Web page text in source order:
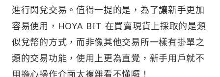
進行閃兌交易。值得一提的是，為了讓新手更加
容易使用，HOYA BIT 在買賣現貨上採取的是類
似兌幣的方式，而非像其他交易所一樣有掛單之
類的交易功能，使用上更為直覺，新手用戶就不
用擔心操作介面太複雜看不懂囉！